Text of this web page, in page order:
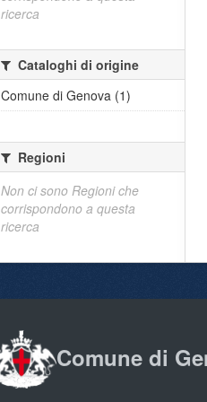
ricerca
Cataloghi di origine
Comune di Genova (1)
Regioni
Non ci sono Regioni che
corrispondono a questa
ricerca
Comune di